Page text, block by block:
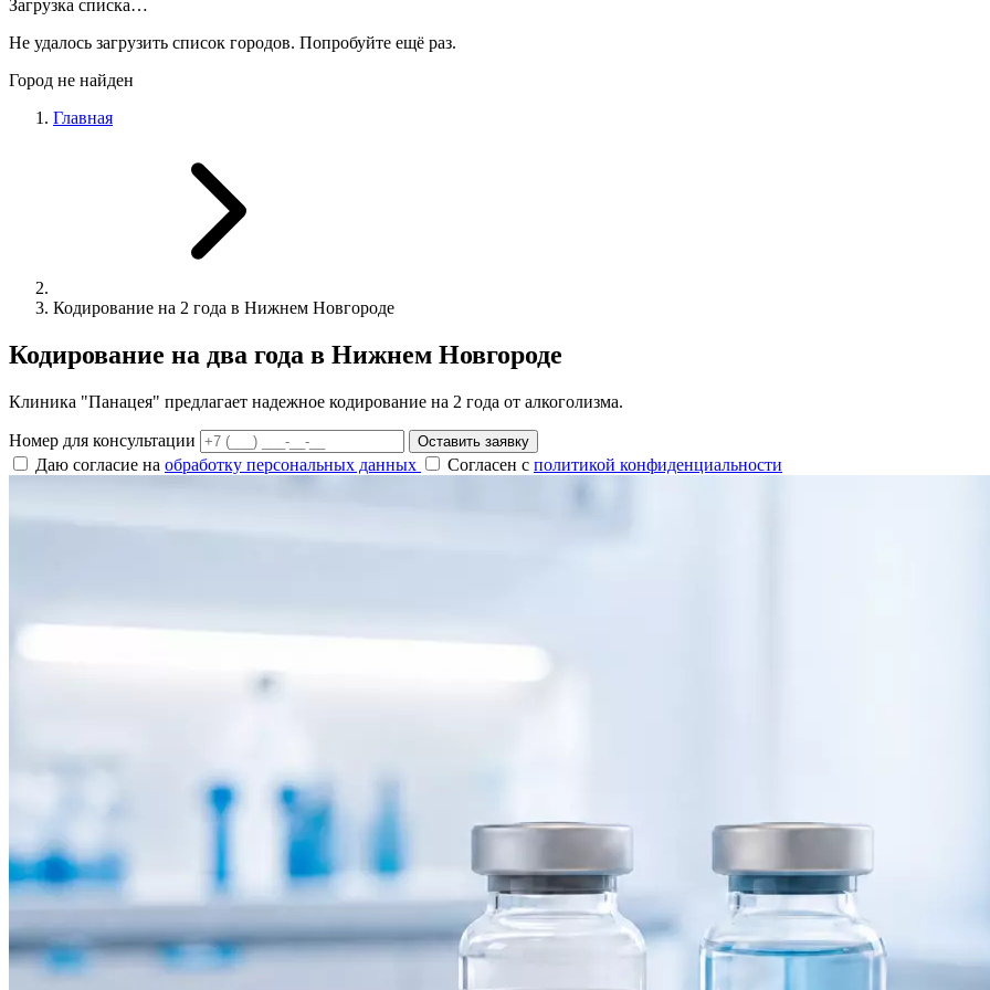
Загрузка списка…
Не удалось загрузить список городов. Попробуйте ещё раз.
Город не найден
Главная
Кодирование на 2 года в Нижнем Новгороде
Кодирование на два года в Нижнем Новгороде
Клиника "Панацея" предлагает надежное кодирование на 2 года от алкоголизма.
Номер для консультации Оставить заявку
Даю согласие на обработку персональных данных Согласен с политикой конфиденциальности